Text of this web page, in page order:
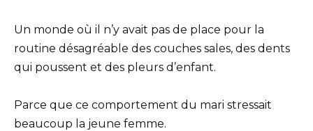
Un monde où il n’y avait pas de place pour la
routine désagréable des couches sales, des dents
qui poussent et des pleurs d’enfant.
Parce que ce comportement du mari stressait
beaucoup la jeune femme.